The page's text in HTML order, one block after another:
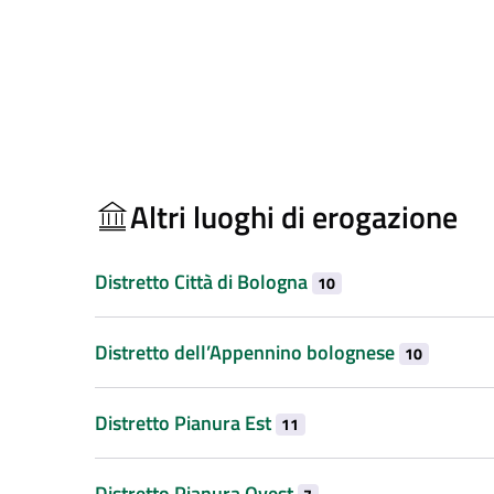
Altri luoghi di erogazione
Distretto Città di Bologna 10
Distretto dell’Appennino bolognese 10
Distretto Pianura Est 11